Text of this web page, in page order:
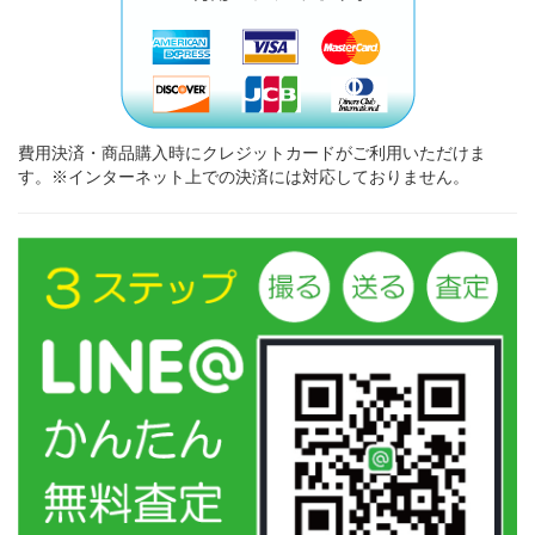
費用決済・商品購入時にクレジットカードがご利用いただけま
す。※インターネット上での決済には対応しておりません。